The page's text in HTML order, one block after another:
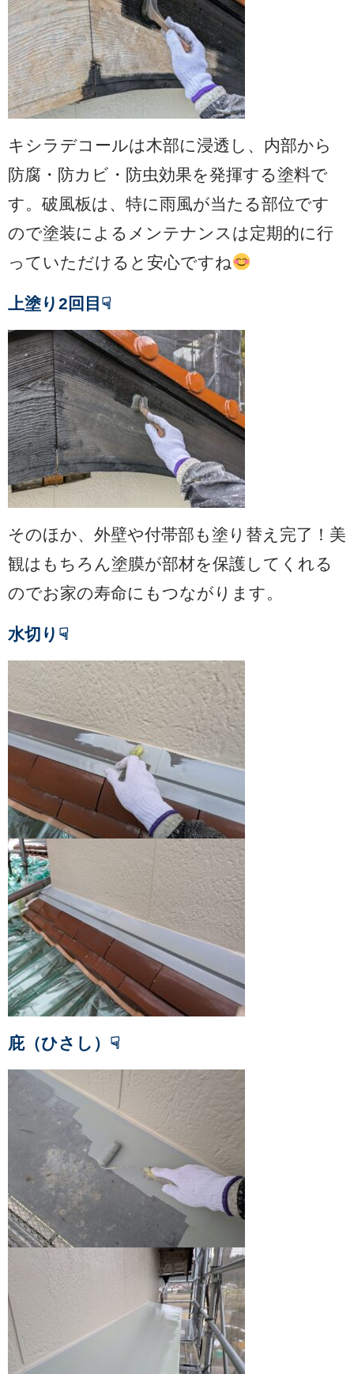
キシラデコールは木部に浸透し、内部から
防腐・防カビ・防虫効果を発揮する塗料で
す。破風板は、特に雨風が当たる部位です
ので塗装によるメンテナンスは定期的に行
っていただけると安心ですね
上塗り2回目☟
そのほか、外壁や付帯部も塗り替え完了！美
観はもちろん塗膜が部材を保護してくれる
のでお家の寿命にもつながります。
水切り☟
庇（ひさし）☟